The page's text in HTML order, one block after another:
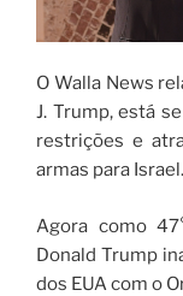
O Walla News
J. Trump, está
restrições e
armas para Israel.
Agora como
Donald Trump
dos EUA com o